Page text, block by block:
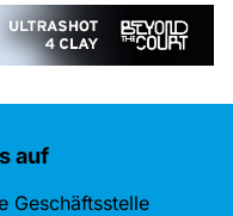
auf
Geschäftsstelle